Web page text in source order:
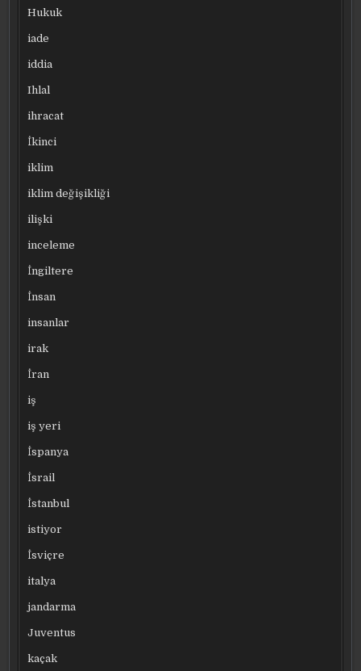
Hukuk
iade
iddia
Ihlal
ihracat
İkinci
iklim
iklim değişikliği
ilişki
inceleme
İngiltere
İnsan
insanlar
irak
İran
iş
iş yeri
İspanya
İsrail
İstanbul
istiyor
İsviçre
italya
jandarma
Juventus
kaçak